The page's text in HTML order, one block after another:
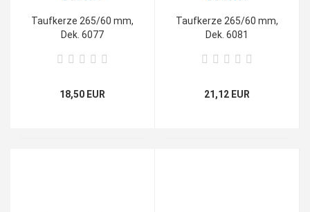
Taufkerze 265/60 mm,
Dek. 6077
18,50 EUR
Taufkerze 265/60 mm,
Dek. 6081
21,12 EUR